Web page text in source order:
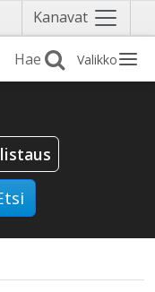
Kanavat Näytä
valikko
Valikko